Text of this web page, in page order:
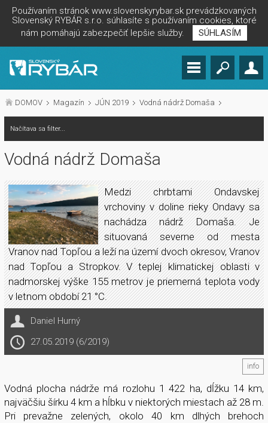
Používaním stránok www.slovenskyrybar.sk prevádzkovaných
Slovenský RYBÁR s.r.o. súhlasíte s používaním cookies, ktoré
nám pomáhajú zabezpečiť lepšie služby.
SÚHLASÍM
DOMOV Magazín JÚN 2019 Vodná nádrž Domaša
Načítava sa filter...
Vodná nádrž Domaša
Medzi chrbtami Ondavskej
vrchoviny v doline rieky Ondavy sa
nachádza nádrž Domaša. Je
situovaná severne od mesta
Vranov nad Topľou a leží na území dvoch okresov, Vranov
nad Topľou a Stropkov. V teplej klimatickej oblasti v
nadmorskej výške 155 metrov je priemerná teplota vody
v letnom období 21 °C.
Daniel Hurný
27.05.2019 (6/2019)
info
Vodná plocha nádrže má rozlohu 1 422 ha, dĺžku 14 km,
najväčšiu šírku 4 km a hĺbku v niektorých miestach až 28 m.
Pri prevažne zelených, okolo 40 km dlhých brehoch